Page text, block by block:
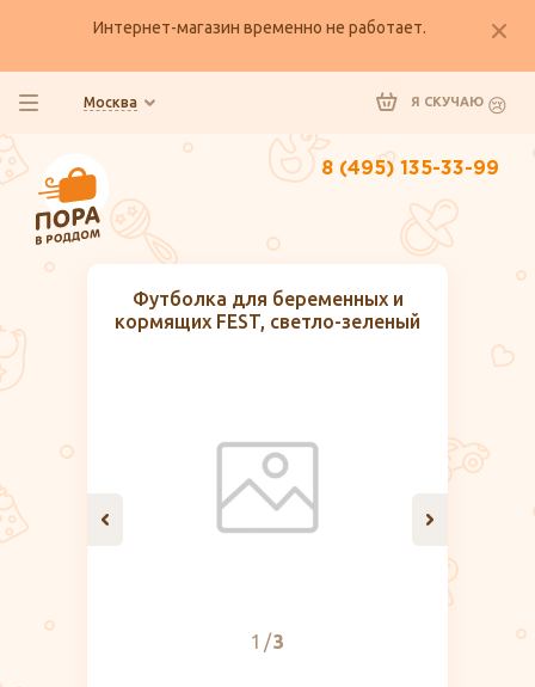
Интернет-магазин временно не работает.
Москва Я СКУЧАЮ
8 (495) 135-33-99
Футболка для беременных и
кормящих FEST, светло-зеленый
1 3